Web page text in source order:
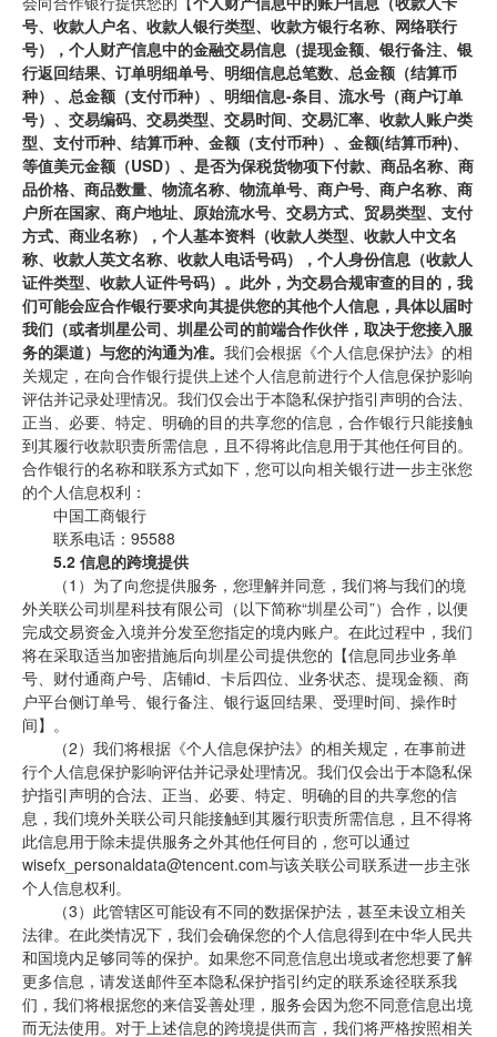
号、收款人户名、收款人银行类型、收款方银行名称、网络联行
号），个人财产信息中的金融交易信息（提现金额、银行备注、银
行返回结果、订单明细单号、明细信息总笔数、总金额（结算币
种）、总金额（支付币种）、明细信息-条目、流水号（商户订单
号）、交易编码、交易类型、交易时间、交易汇率、收款人账户类
型、支付币种、结算币种、金额（支付币种）、金额(结算币种)、
等值美元金额（USD）、是否为保税货物项下付款、商品名称、商
品价格、商品数量、物流名称、物流单号、商户号、商户名称、商
户所在国家、商户地址、原始流水号、交易方式、贸易类型、支付
方式、商业名称），个人基本资料（收款人类型、收款人中文名
称、收款人英文名称、收款人电话号码），个人身份信息（收款人
证件类型、收款人证件号码）。此外，为交易合规审查的目的，我
们可能会应合作银行要求向其提供您的其他个人信息，具体以届时
我们（或者圳星公司、圳星公司的前端合作伙伴，取决于您接入服
务的渠道）与您的沟通为准。 我们会根据《个人信息保护法》的相
关规定，在向合作银行提供上述个人信息前进行个人信息保护影响
评估并记录处理情况。我们仅会出于本隐私保护指引声明的合法、
正当、必要、特定、明确的目的共享您的信息，合作银行只能接触
到其履行收款职责所需信息，且不得将此信息用于其他任何目的。
合作银行的名称和联系方式如下，您可以向相关银行进一步主张您
的个人信息权利：
中国工商银行
联系电话：95588
5.2 信息的跨境提供
（1）为了向您提供服务，您理解并同意，我们将与我们的境
外关联公司圳星科技有限公司（以下简称“圳星公司”）合作，以便
完成交易资金入境并分发至您指定的境内账户。在此过程中，我们
将在采取适当加密措施后向圳星公司提供您的【信息同步业务单
号、财付通商户号、店铺id、卡后四位、业务状态、提现金额、商
户平台侧订单号、银行备注、银行返回结果、受理时间、操作时
间】。
（2）我们将根据《个人信息保护法》的相关规定，在事前进
行个人信息保护影响评估并记录处理情况。我们仅会出于本隐私保
护指引声明的合法、正当、必要、特定、明确的目的共享您的信
息，我们境外关联公司只能接触到其履行职责所需信息，且不得将
此信息用于除未提供服务之外其他任何目的，您可以通过
wisefx_personaldata@tencent.com与该关联公司联系进一步主张
个人信息权利。
（3）此管辖区可能设有不同的数据保护法，甚至未设立相关
法律。在此类情况下，我们会确保您的个人信息得到在中华人民共
和国境内足够同等的保护。如果您不同意信息出境或者您想要了解
更多信息，请发送邮件至本隐私保护指引约定的联系途径联系我
们，我们将根据您的来信妥善处理，服务会因为您不同意信息出境
而无法使用。对于上述信息的跨境提供而言，我们将严格按照相关